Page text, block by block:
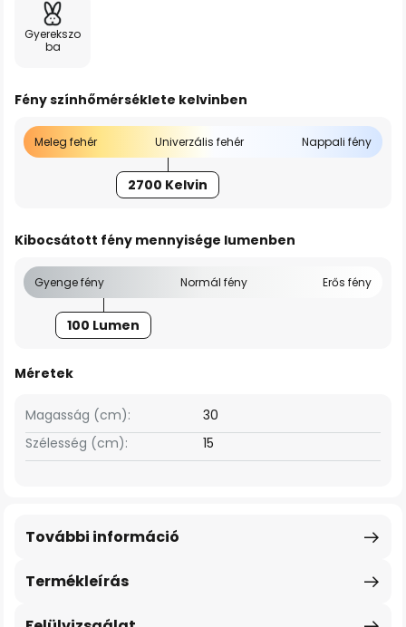
Gyerekszo
ba
Fény színhőmérséklete kelvinben
Meleg fehér Univerzális fehér Nappali fény
2700 Kelvin
Kibocsátott fény mennyisége lumenben
Gyenge fény Normál fény Erős fény
100 Lumen
Méretek
Szélesség (cm): 15
Magasság (cm): 30
Termékleírás
További információ